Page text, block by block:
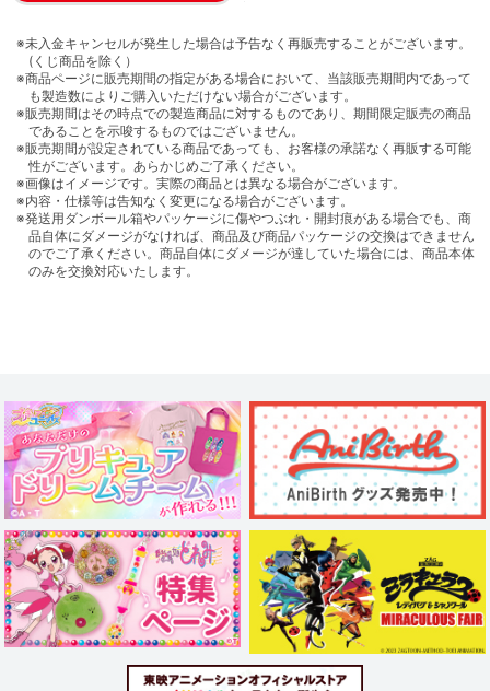
※未入金キャンセルが発生した場合は予告なく再販売することがございます。
(くじ商品を除く）
※商品ページに販売期間の指定がある場合において、当該販売期間内であって
も製造数によりご購入いただけない場合がございます。
※販売期間はその時点での製造商品に対するものであり、期間限定販売の商品
であることを示唆するものではございません。
※販売期間が設定されている商品であっても、お客様の承諾なく再販する可能
性がございます。あらかじめご了承ください。
※画像はイメージです。実際の商品とは異なる場合がございます。
※内容・仕様等は告知なく変更になる場合がございます。
※発送用ダンボール箱やパッケージに傷やつぶれ・開封痕がある場合でも、商
品自体にダメージがなければ、商品及び商品パッケージの交換はできません
のでご了承ください。商品自体にダメージが達していた場合には、商品本体
のみを交換対応いたします。